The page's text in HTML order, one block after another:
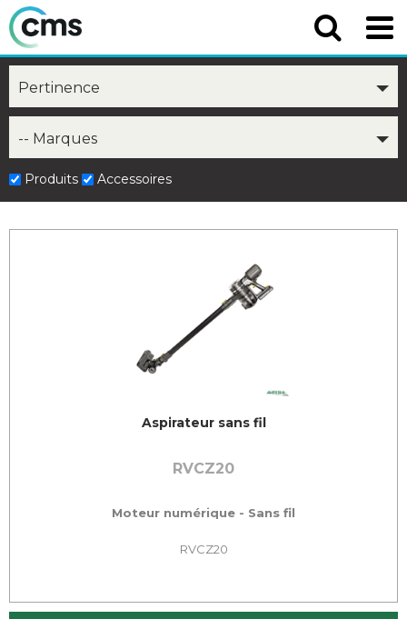
Pertinence
-- Marques
Produits Accessoires
Aspirateur sans fil
RVCZ20
Moteur numérique - Sans fil
RVCZ20